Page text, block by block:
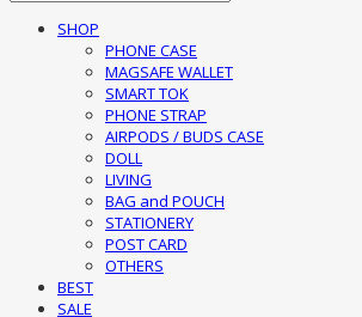
SHOP
PHONE CASE
MAGSAFE WALLET
SMART TOK
PHONE STRAP
AIRPODS / BUDS CASE
DOLL
LIVING
BAG and POUCH
STATIONERY
POST CARD
OTHERS
BEST
SALE